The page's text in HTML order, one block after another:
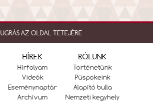
UGRÁS AZ OLDAL TETEJÉRE
HÍREK
Hírfolyam
Videók
Eseménynaptár
Archívum
RÓLUNK
Történetünk
Püspökeink
Alapító bulla
Nemzeti kegyhely